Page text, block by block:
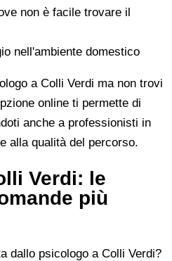
non è facile trovare il
nell'ambiente domestico
a Colli Verdi ma non trovi
online ti permette di
anche a professionisti in
alla qualità del percorso.
Verdi: le
più
dallo psicologo a Colli Verdi?